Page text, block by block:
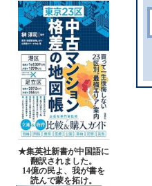
★集英社新書が中国語に
翻訳されました。
14億の民よ、我が書を
読んで蒙を拓け。